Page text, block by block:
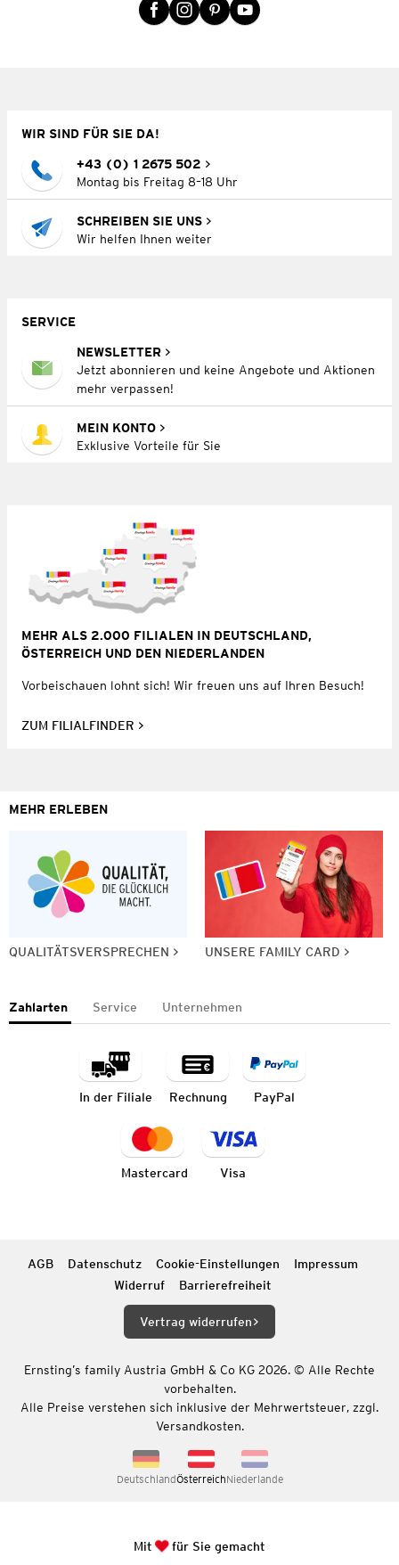
WIR SIND FÜR SIE DA!
+43 (0) 1 2675 502
Montag bis Freitag 8–18 Uhr
SCHREIBEN SIE UNS
Wir helfen Ihnen weiter
SERVICE
NEWSLETTER
Jetzt abonnieren und keine Angebote und Aktionen
mehr verpassen!
MEIN KONTO
Exklusive Vorteile für Sie
MEHR ALS 2.000 FILIALEN IN DEUTSCHLAND,
ÖSTERREICH UND DEN NIEDERLANDEN
Vorbeischauen lohnt sich! Wir freuen uns auf Ihren Besuch!
ZUM FILIALFINDER
MEHR ERLEBEN
QUALITÄTSVERSPRECHEN UNSERE FAMILY CARD
Zahlarten Service Unternehmen
In der Filiale Rechnung PayPal
Mastercard Visa
AGB Datenschutz Cookie-Einstellungen
Impressum
Widerruf
Barrierefreiheit
Vertrag widerrufen
Ernsting’s family Austria GmbH & Co KG 2026. © Alle Rechte
vorbehalten.
Alle Preise verstehen sich inklusive der Mehrwertsteuer, zzgl.
Versandkosten.
DeutschlandÖsterreichNiederlande
Mit für Sie gemacht